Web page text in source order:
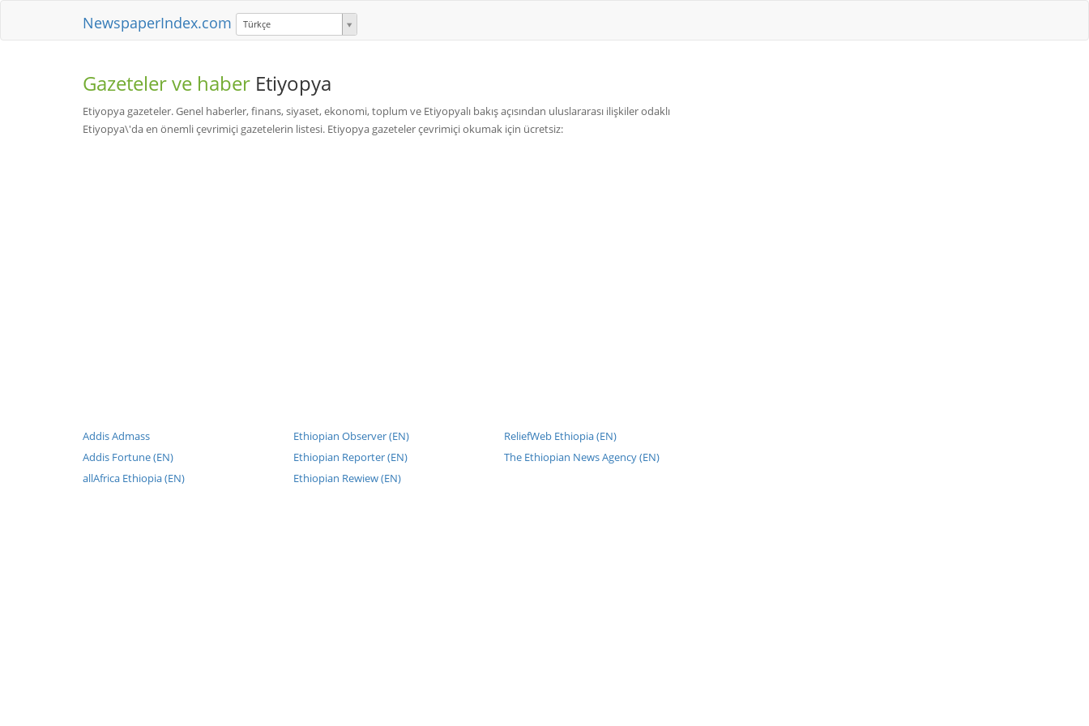
NewspaperIndex.com Türkçe
Gazeteler ve haber Etiyopya
Etiyopya gazeteler. Genel haberler, finans, siyaset, ekonomi, toplum ve Etiyopyalı bakış açısından uluslararası ilişkiler odaklı
Etiyopya\'da en önemli çevrimiçi gazetelerin listesi. Etiyopya gazeteler çevrimiçi okumak için ücretsiz:
Addis Admass
Addis Fortune (EN)
allAfrica Ethiopia (EN)
Ethiopian Observer (EN)
Ethiopian Reporter (EN)
Ethiopian Rewiew (EN)
ReliefWeb Ethiopia (EN)
The Ethiopian News Agency (EN)